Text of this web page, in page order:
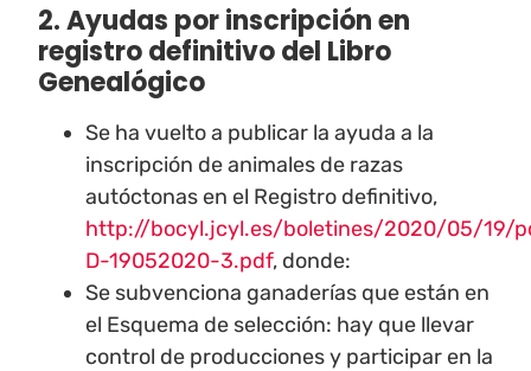
2. Ayudas por inscripción en
registro definitivo del Libro
Genealógico
Se ha vuelto a publicar la ayuda a la
inscripción de animales de razas
autóctonas en el Registro definitivo,
http://bocyl.jcyl.es/boletines/2020/05/19/
D-19052020-3.pdf, donde:
Se subvenciona ganaderías que están en
el Esquema de selección: hay que llevar
control de producciones y participar en la